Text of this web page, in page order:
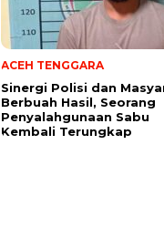
ACEH TENGGARA
Sinergi Polisi dan
Berbuah Hasil, Seorang
Penyalahgunaan Sabu
Kembali Terungkap